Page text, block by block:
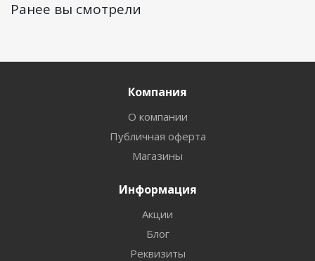
Ранее вы смотрели
Компания
О компании
Публичная оферта
Магазины
Информация
Акции
Блог
Реквизиты